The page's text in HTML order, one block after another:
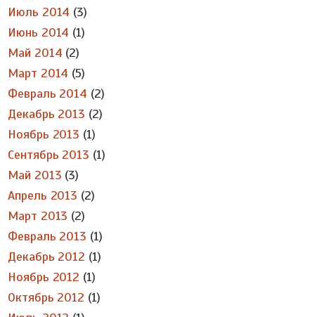
Июль 2014 (3)
Июнь 2014 (1)
Май 2014 (2)
Март 2014 (5)
Февраль 2014 (2)
Декабрь 2013 (2)
Ноябрь 2013 (1)
Сентябрь 2013 (1)
Май 2013 (3)
Апрель 2013 (2)
Март 2013 (2)
Февраль 2013 (1)
Декабрь 2012 (1)
Ноябрь 2012 (1)
Октябрь 2012 (1)